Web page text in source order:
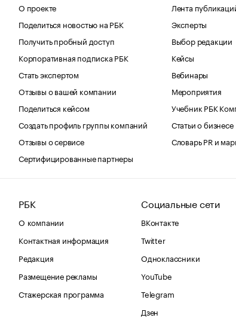
О проекте
Поделиться новостью на РБК
Получить пробный доступ
Корпоративная подписка РБК
Стать экспертом
Отзывы о вашей компании
Поделиться кейсом
Создать профиль группы компаний
Отзывы о сервисе
Сертифицированные партнеры
Лента
Эксперты
Выбор редакции
Кейсы
Вебинары
Мероприятия
Учебник РБК
Статьи о бизнесе
Словарь PR и
РБК
О компании
Контактная информация
Редакция
Размещение рекламы
Стажерская программа
Социальные сети
ВКонтакте
Twitter
Одноклассники
YouTube
Telegram
Дзен